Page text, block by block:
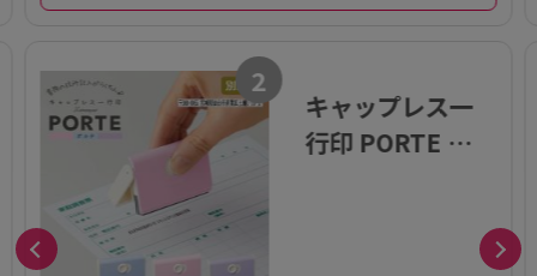
2
キャップレス一
行印 PORTE ポル